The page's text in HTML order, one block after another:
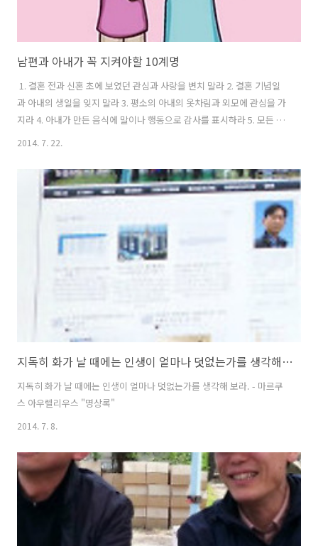
남편과 아내가 꼭 지켜야할 10계명
1. 결혼 전과 신혼 초에 보였던 관심과 사랑을 변치 말라 2. 결혼 기념일
과 아내의 생일을 잊지 말라 3. 평소의 아내의 옷차림과 외모에 관심을 가
지라 4. 아내가 만든 음식에 말이나 행동으로 감사를 표시하라 5. 모든 일
을 아내와 의논하고 결정하는 습관을 기르라 6. 아내에게 상처를 주는 농
하라 8. 가정의 경제는 아내에게 일임하여 아내가 보람을 갖게 하라 9. 아
내의 개성과 취미를 존중하고 키워주도록 하라 10. 하루에 두 번 이상 아
내의 장점을 발견하여 즉시 일러줌으로써 아내에게 기쁨을 주는 습관을
기르라 1. 자신과 가정을 아름답게 꾸밀 줄 아는 재치와 근면성을 기르라
2. 음식준비에 신경을 쓰고 남편의 식성에 유의하라..
2014. 7. 22.
지독히 화가 날 때에는 인생이 얼마나 덧없는가를 생각해 보라. - 마르쿠스 아우렐리우스 "명상록"
지독히 화가 날 때에는 인생이 얼마나 덧없는가를 생각해 보라. - 마르쿠
스 아우렐리우스 "명상록"
2014. 7. 8.